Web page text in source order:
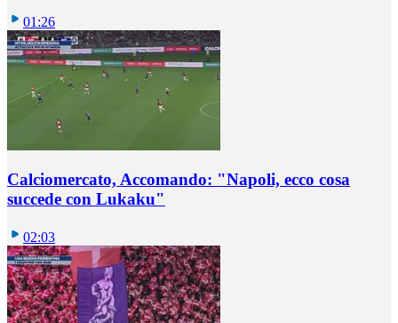
01:26
Calciomercato, Accomando: "Napoli, ecco cosa
succede con Lukaku"
02:03